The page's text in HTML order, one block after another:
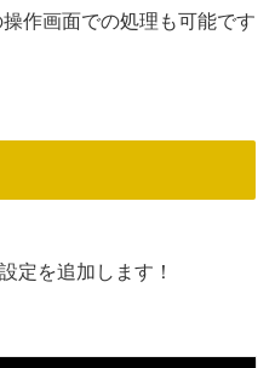
作画面での処理も可能です
定を追加します！